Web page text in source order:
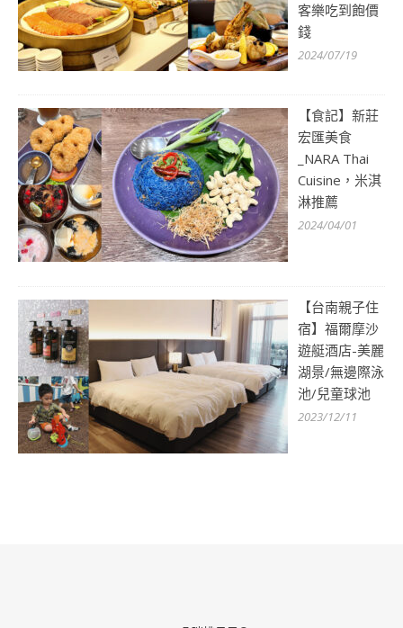
客樂吃到飽價
錢
2024/07/19
【食記】新莊
宏匯美食
_NARA Thai
Cuisine，米淇
淋推薦
2024/04/01
【台南親子住
宿】福爾摩沙
遊艇酒店-美麗
湖景/無邊際泳
池/兒童球池
2023/12/11